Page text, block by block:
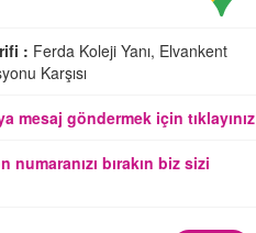
: Ferda Koleji Yanı, Elvankent
Karşısı
mesaj göndermek için tıklayınız
numaranızı bırakın biz sizi